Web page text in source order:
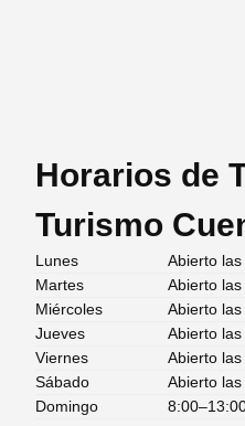
Horarios de
Turismo
Lunes
Abierto
Martes
Abierto
Miércoles
Abierto
Jueves
Abierto
Viernes
Abierto
Sábado
Abierto
Domingo